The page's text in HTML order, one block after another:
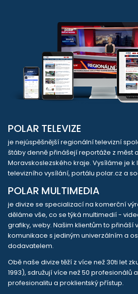
POLAR TELEVIZE
je nejúspěšnější regionální televizní
štáby denně přinášejí reportáže z měst
Moravskoslezského kraje. Vysíláme je
televizního vysílání, portálu polar.cz a
POLAR MULTIMEDIA
je divize se specializací na komerční
děláme vše, co se týká multimedií -
grafiky, weby. Našim klientům to přináší
komunikace s jediným univerzálním a
dodavatelem.
Obě naše divize těží z více než 30ti let
1993), sdružují více než 50 profesionálů
profesionalitu a proklientský přístup.